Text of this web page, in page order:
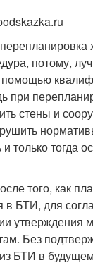
потому,
помощью
при
стены и
и только тогда
того, как
в БТИ, для
утверждения
Без
БТИ в